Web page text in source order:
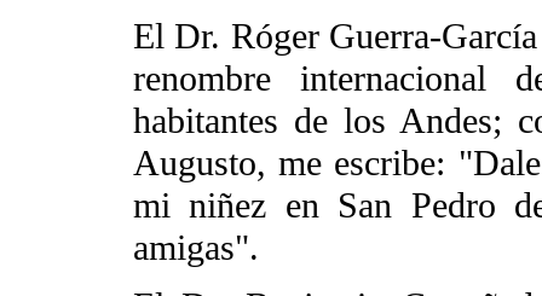
El Dr. Róger Guerra-
renombre
habitantes de los Andes;
Augusto, me escribe:
mi niñez en San Pedro
amigas".